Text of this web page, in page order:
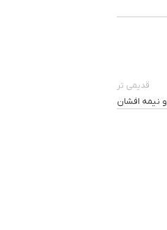
قدیمی تر
نیمه افشان